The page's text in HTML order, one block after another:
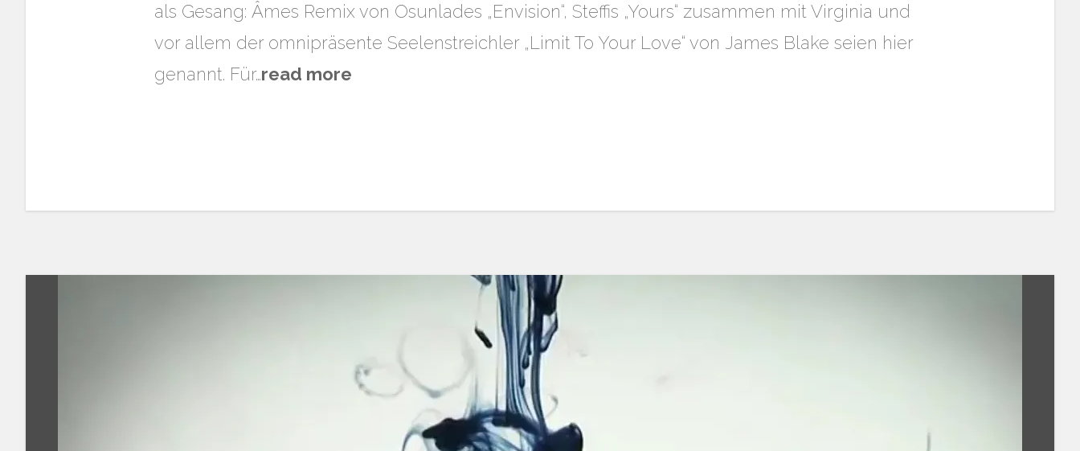
als Gesang: Âmes Remix von Osunlades „Envision“, Steffis „Yours“ zusammen mit Virginia und
vor allem der omnipräsente Seelenstreichler „Limit To Your Love“ von James Blake seien hier
genannt. Für…read more